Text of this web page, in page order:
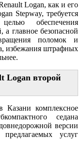
Logan, как и его
Stepway, требуется
обеспечения
главное безопасной
поломок и
избежания штрафных
Logan второй
Казани комплексное
седана
версии
услуг